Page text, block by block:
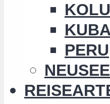
KUBA
PERU